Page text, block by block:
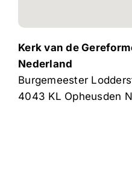
Kerk van de
Nederland
Burgemeester
4043 KL Opheusden